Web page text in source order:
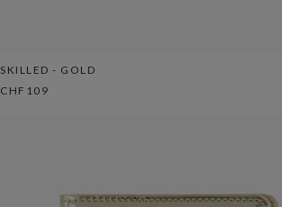
SKILLED - GOLD
CHF109